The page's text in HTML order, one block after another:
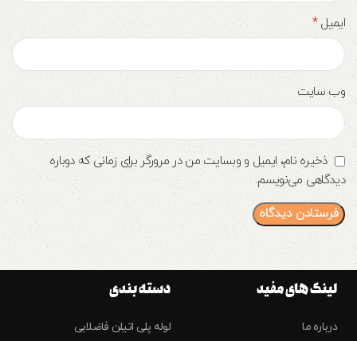
ایمیل*
وب‌ سایت
ذخیره نام، ایمیل و وبسایت من در مرورگر برای زمانی که دوباره
دیدگاهی می‌نویسم.
لینک های مفید
درباره ما
دسته بندی
لوله پلی اتیلن فاضلابی